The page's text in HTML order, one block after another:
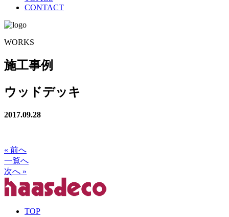
CONTACT
WORKS
施工事例
ウッドデッキ
2017.09.28
« 前へ
一覧へ
次へ »
TOP